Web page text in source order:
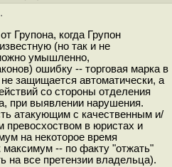
Групона, когда Групон
(но так и не
умышленно,
ошибку -- торговая марка в
защищается автоматически, а
со стороны отделения
при выявлении нарушения.
атакующим с качественным и/
превосхоством в юристах и
на некоторое время
-- по факту "отжать"
на все претензии владельца).